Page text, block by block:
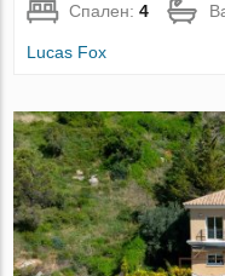
Спален:4
Lucas Fox